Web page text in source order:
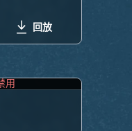
回放
用